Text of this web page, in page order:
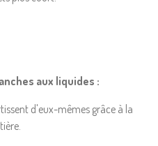
aux liquides :
d'eux-mêmes grâce à la